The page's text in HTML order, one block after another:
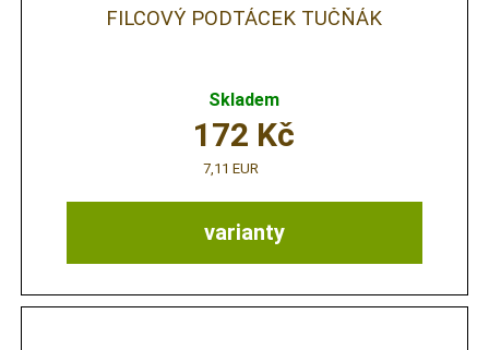
FILCOVÝ PODTÁCEK TUČŇÁK
Skladem
varianty
172 Kč
7,11 EUR